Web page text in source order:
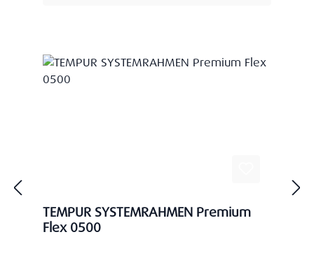
TEMPUR SYSTEMRAHMEN Premium
Flex 0500